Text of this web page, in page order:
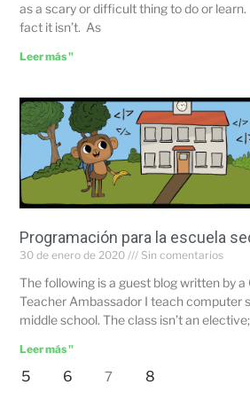
as a scary or difficult thing to do or
fact it isn’t. As
Leer más "
Programación para la escuela
30 de enero de 2020 Sin comentarios
The following is a guest blog written by
Teacher Ambassador I teach computer
middle school. The class isn’t an
Leer más "
5 6 7 8